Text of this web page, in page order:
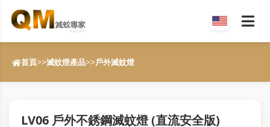
首頁>>滅蚊燈產品>>戶外滅蚊燈
LV06 戶外不銹鋼滅蚊燈 (直流安全版)